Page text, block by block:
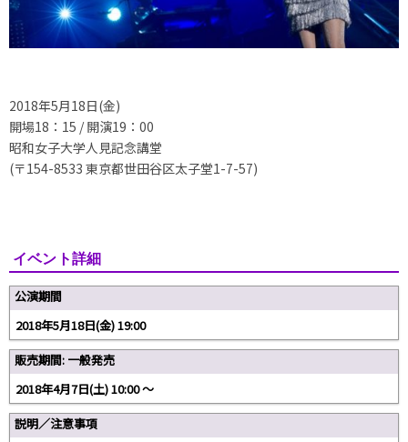
2018年5月18日(金)
開場18：15 / 開演19：00
昭和女子大学人見記念講堂
(〒154-8533 東京都世田谷区太子堂1-7-57)
イベント詳細
公演期間
2018年5月18日(金) 19:00
販売期間: 一般発売
2018年4月7日(土) 10:00 〜
説明／注意事項